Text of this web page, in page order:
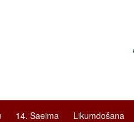
14. Saeima Likumdošana